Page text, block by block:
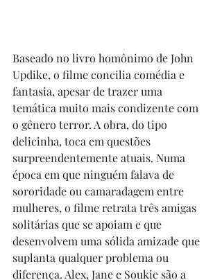
Baseado no livro homônimo de John
Updike, o filme concilia comédia e
fantasia, apesar de trazer uma
temática muito mais condizente com
o gênero terror. A obra, do tipo
delicinha, toca em questões
surpreendentemente atuais. Numa
época em que ninguém falava de
sororidade ou camaradagem entre
mulheres, o filme retrata três amigas
solitárias que se apoiam e que
desenvolvem uma sólida amizade que
suplanta qualquer problema ou
diferença. Alex, Jane e Soukie são a